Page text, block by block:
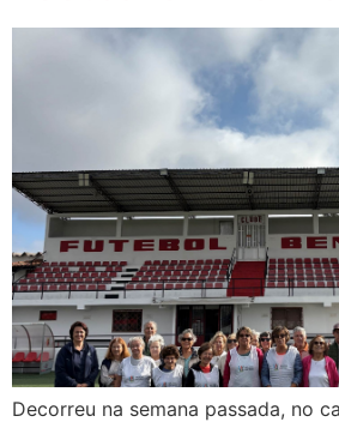
Decorreu na semana passada, no